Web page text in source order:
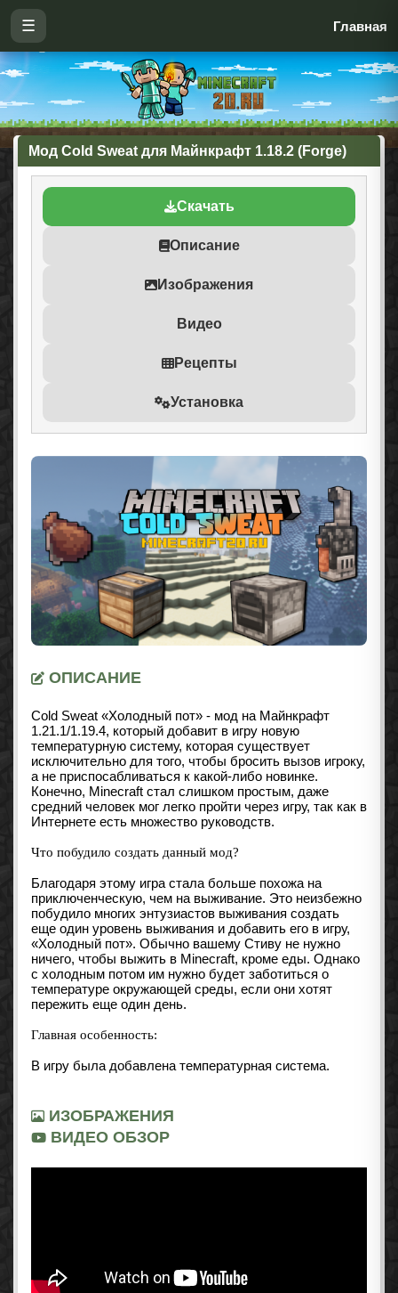
☰ Главная
Мод Cold Sweat для Майнкрафт 1.18.2 (Forge)
Скачать
Описание
Изображения
Видео
Рецепты
Установка
ОПИСАНИЕ
Cold Sweat «Холодный пот» - мод на Майнкрафт
1.21.1/1.19.4, который добавит в игру новую
температурную систему, которая существует
исключительно для того, чтобы бросить вызов игроку,
а не приспосабливаться к какой-либо новинке.
Конечно, Minecraft стал слишком простым, даже
средний человек мог легко пройти через игру, так как в
Интернете есть множество руководств.
Что побудило создать данный мод?
Благодаря этому игра стала больше похожа на
приключенческую, чем на выживание. Это неизбежно
побудило многих энтузиастов выживания создать
еще один уровень выживания и добавить его в игру,
«Холодный пот». Обычно вашему Стиву не нужно
ничего, чтобы выжить в Minecraft, кроме еды. Однако
с холодным потом им нужно будет заботиться о
температуре окружающей среды, если они хотят
пережить еще один день.
Главная особенность:
В игру была добавлена температурная система.
ИЗОБРАЖЕНИЯ
ВИДЕО ОБЗОР